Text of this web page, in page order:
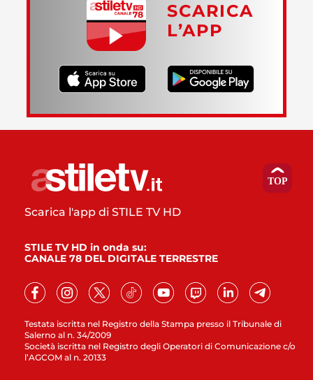
SCARICA
L’APP
Testata iscritta nel Registro della Stampa presso il Tribunale di
Salerno al n. 34/2009
Società iscritta nel Registro degli Operatori di Comunicazione c/o
l’AGCOM al n. 20133
Scarica l'app di STILE TV HD
STILE TV HD in onda su:
CANALE 78 DEL DIGITALE TERRESTRE